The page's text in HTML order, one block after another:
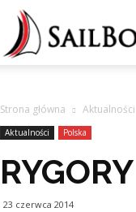
Strona główna Aktualności
Aktualności Polska
23 czerwca 2014